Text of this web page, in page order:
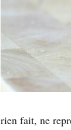
rien fait, ne